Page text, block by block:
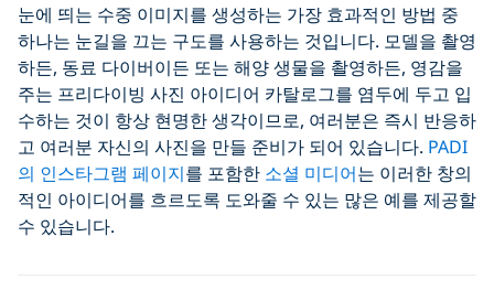
눈에 띄는 수중 이미지를 생성하는 가장 효과적인 방법 중
하나는 눈길을 끄는 구도를 사용하는 것입니다. 모델을 촬영
하든, 동료 다이버이든 또는 해양 생물을 촬영하든, 영감을
주는 프리다이빙 사진 아이디어 카탈로그를 염두에 두고 입
수하는 것이 항상 현명한 생각이므로, 여러분은 즉시 반응하
고 여러분 자신의 사진을 만들 준비가 되어 있습니다. PADI
의 인스타그램 페이지를 포함한 소셜 미디어는 이러한 창의
적인 아이디어를 흐르도록 도와줄 수 있는 많은 예를 제공할
수 있습니다.